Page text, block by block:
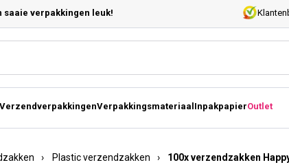
saaie verpakkingen leuk!
VerzendverpakkingenVerpakkingsmateriaal InpakpapierOutlet
› Plastic verzendzakken › 100x verzendzakken